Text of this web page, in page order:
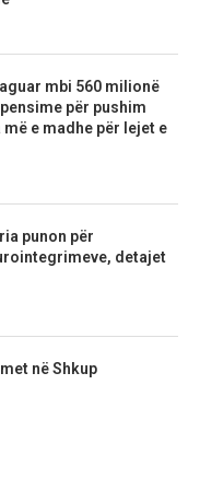
mbi 560 milionë
për pushim
e madhe për lejet e
punon për
detajet
në Shkup